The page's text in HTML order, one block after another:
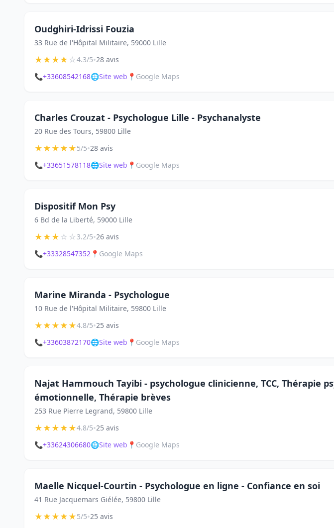
Oudghiri-Idrissi Fouzia
33 Rue de l'Hôpital Militaire, 59000 Lille
★★★★☆4.3/5•28 avis
📞+33608542168🌐Site web 📍 Google Maps
Charles Crouzat - Psychologue Lille - Psychanalyste
20 Rue des Tours, 59800 Lille
★★★★★5/5•28 avis
📞+33651578118🌐Site web 📍 Google Maps
Dispositif Mon Psy
6 Bd de la Liberté, 59000 Lille
★★★☆☆3.2/5•26 avis
📞+33328547352 📍 Google Maps
Marine Miranda - Psychologue
10 Rue de l'Hôpital Militaire, 59800 Lille
★★★★★4.8/5•25 avis
📞+33603872170🌐Site web 📍 Google Maps
Najat Hammouch Tayibi - psychologue clinicienne, TCC, Thérapie
émotionnelle, Thérapie brèves
253 Rue Pierre Legrand, 59800 Lille
★★★★★4.8/5•25 avis
📞+33624306680🌐Site web 📍 Google Maps
Maelle Nicquel-Courtin - Psychologue en ligne - Confiance en soi
41 Rue Jacquemars Giélée, 59800 Lille
★★★★★5/5•25 avis